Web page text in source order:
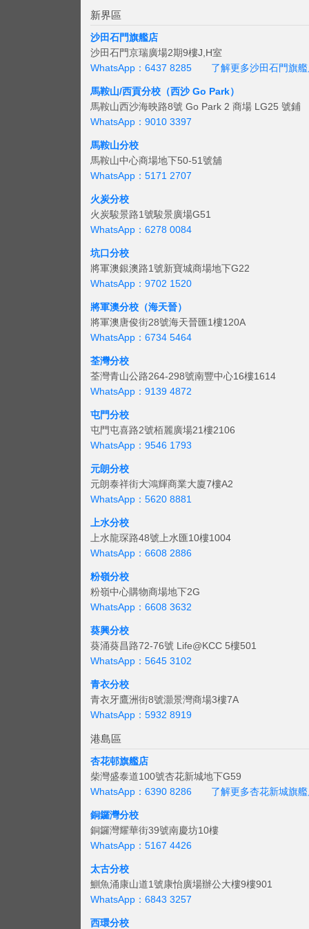
新界區
沙田石門旗艦店
沙田石門京瑞廣場2期9樓J,H室
WhatsApp：6437 8285
了解更多沙田石門旗
馬鞍山/西貢分校（西沙 Go Park）
馬鞍山西沙海映路8號 Go Park 2 商場 LG25 號鋪
WhatsApp：9010 3397
馬鞍山分校
馬鞍山中心商場地下50-51號舖
WhatsApp：5171 2707
火炭分校
火炭駿景路1號駿景廣場G51
WhatsApp：6278 0084
坑口分校
將軍澳銀澳路1號新寶城商場地下G22
WhatsApp：9702 1520
將軍澳分校（海天晉）
將軍澳唐俊街28號海天晉匯1樓120A
WhatsApp：6734 5464
荃灣分校
荃灣青山公路264-298號南豐中心16樓1614
WhatsApp：9139 4872
屯門分校
屯門屯喜路2號栢麗廣場21樓2106
WhatsApp：9546 1793
元朗分校
元朗泰祥街大鴻輝商業大廈7樓A2
WhatsApp：5620 8881
上水分校
上水龍琛路48號上水匯10樓1004
WhatsApp：6608 2886
粉嶺分校
粉嶺中心購物商場地下2G
WhatsApp：6608 3632
葵興分校
葵涌葵昌路72-76號 Life@KCC 5樓501
WhatsApp：5645 3102
青衣分校
青衣牙鷹洲街8號灝景灣商場3樓7A
WhatsApp：5932 8919
港島區
杏花邨旗艦店
柴灣盛泰道100號杏花新城地下G59
WhatsApp：6390 8286
了解更多杏花新城旗
銅鑼灣分校
銅鑼灣耀華街39號南慶坊10樓
WhatsApp：5167 4426
太古分校
鰂魚涌康山道1號康怡廣場辦公大樓9樓901
WhatsApp：6843 3257
西環分校